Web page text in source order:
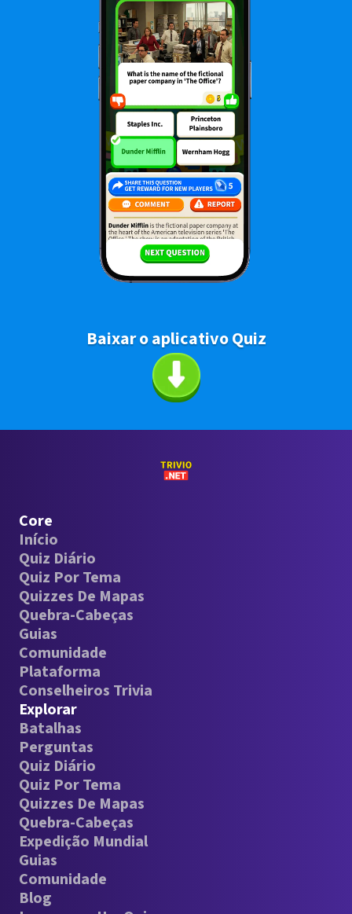
Baixar o aplicativo Quiz
Core
Início
Quiz Diário
Quiz Por Tema
Quizzes De Mapas
Quebra-Cabeças
Guias
Comunidade
Plataforma
Conselheiros Trivia
Explorar
Batalhas
Perguntas
Quiz Diário
Quiz Por Tema
Quizzes De Mapas
Quebra-Cabeças
Expedição Mundial
Guias
Comunidade
Blog